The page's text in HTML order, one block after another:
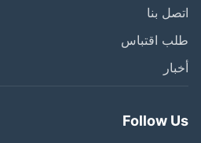
بنا
اقتباس
Follow